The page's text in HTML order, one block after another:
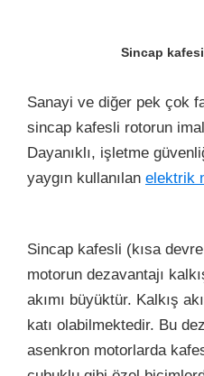
Sincap
Sanayi ve diğer pek çok
sincap kafesli rotorun
Dayanıklı, işletme
yaygın kullanılan elektrik
Sincap kafesli (kısa
motorun dezavantajı
akımı büyüktür. Kalkış
katı olabilmektedir. Bu
asenkron motorlarda